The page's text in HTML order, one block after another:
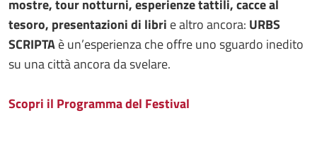
mostre, tour notturni, esperienze tattili, cacce al
tesoro, presentazioni di libri e altro ancora: URBS
SCRIPTAè un’esperienza che offre uno sguardo inedito
su una città ancora da svelare.
Scopri il Programma del Festival